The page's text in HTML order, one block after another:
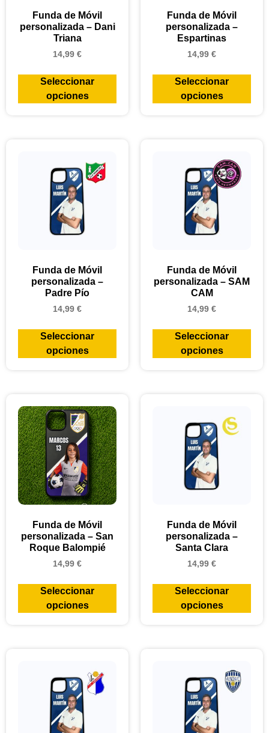
Funda de Móvil
personalizada – Dani
Triana
14,99 €
Seleccionar
opciones
Funda de Móvil
personalizada –
Espartinas
14,99 €
Seleccionar
opciones
Funda de Móvil
personalizada –
Padre Pío
14,99 €
Seleccionar
opciones
Funda de Móvil
personalizada – SAM
CAM
14,99 €
Seleccionar
opciones
Funda de Móvil
personalizada – San
Roque Balompié
14,99 €
Seleccionar
opciones
Funda de Móvil
personalizada –
Santa Clara
14,99 €
Seleccionar
opciones